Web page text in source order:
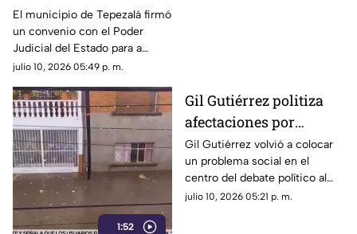
Regional tras convenio
conel Poder Judicial
El municipio de Tepezalá firmó
un convenio con el Poder
Judicial del Estado para a
instalación de una Oficialía de
objetivo de que habitantes
puedan realizar diversos
trámites judiciales en el
municipio.
julio 10, 2026 05:49 p. m.
1:52
Gil Gutiérrez politiza
afectaciones por
lluvias y cuestiona
propaganda; el IEE
recuerda que las
denuncias no
Gil Gutiérrez volvió a colocar
un problema social en el
centro del debate político al
criticar la presencia de
julio 10, 2026 05:21 p. m.